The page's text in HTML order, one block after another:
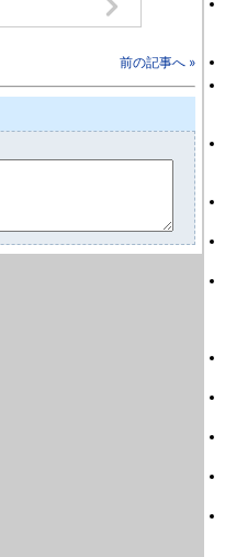
前の記事へ »